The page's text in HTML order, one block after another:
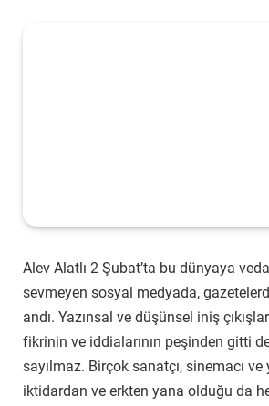
Alev Alatlı 2 Şubat’ta bu dünyaya
sevmeyen sosyal medyada,
andı. Yazınsal ve düşünsel iniş
fikrinin ve iddialarının peşinden gitti
sayılmaz. Birçok sanatçı, sinemacı
iktidardan ve erkten yana olduğu da